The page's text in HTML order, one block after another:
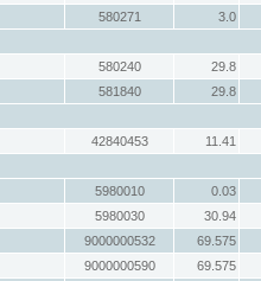
580271
3.0
580240
29.8
581840
29.8
42840453
11.41
5980010
0.03
5980030
30.94
9000000532
69.575
9000000590
69.575